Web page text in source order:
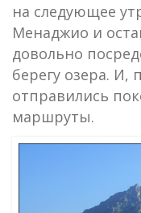
на следующее
Менаджио и
довольно
берегу озера. И,
отправились
маршруты.